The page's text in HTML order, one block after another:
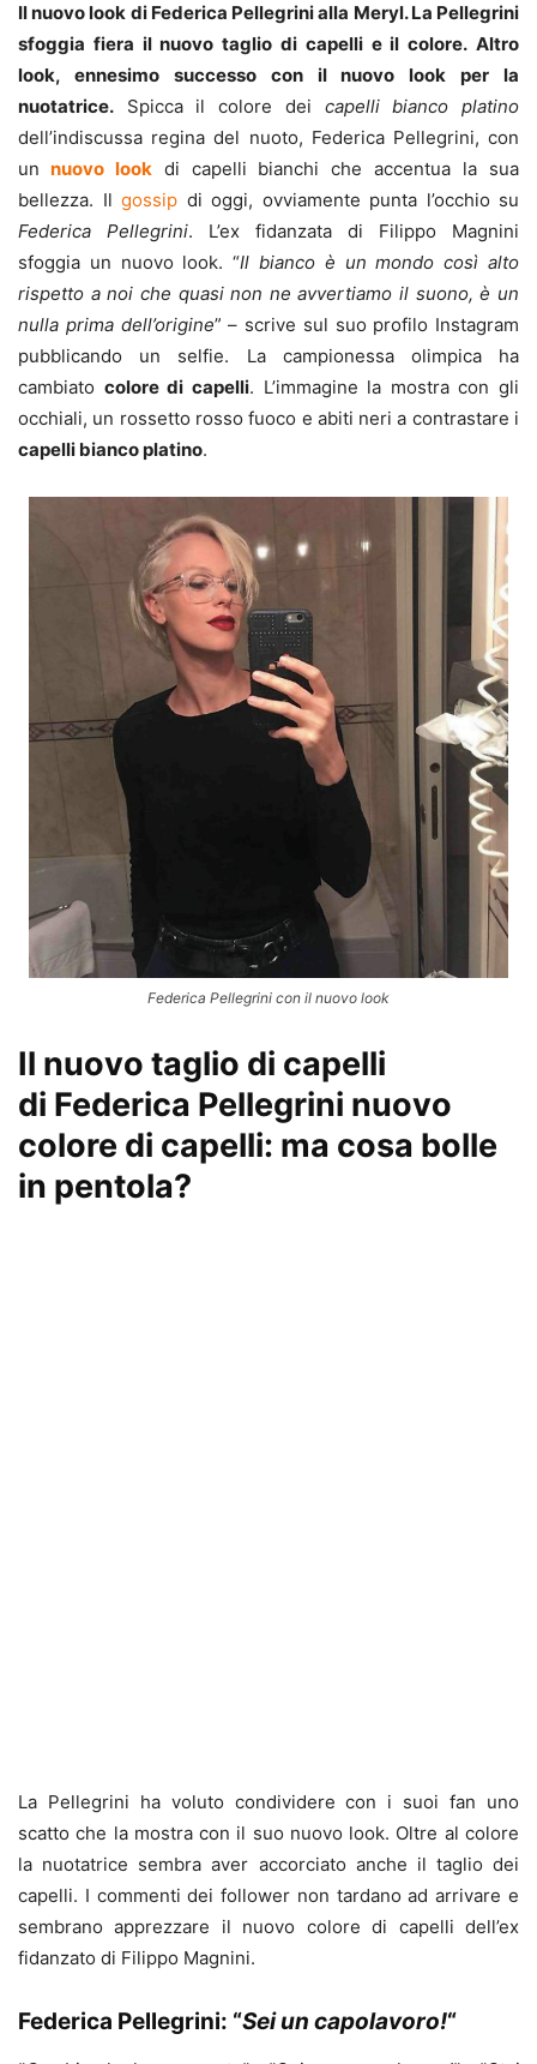
Il nuovo look di Federica Pellegrini alla Meryl. La Pellegrini
sfoggia fiera il nuovo taglio di capelli e il colore. Altro
look, ennesimo successo con il nuovo look per la
nuotatrice. Spicca il colore dei capelli bianco platino
dell’indiscussa regina del nuoto, Federica Pellegrini, con
un nuovo lookdi capelli bianchi che accentua la sua
bellezza. Il gossip di oggi, ovviamente punta l’occhio su
Federica Pellegrini. L’ex fidanzata di Filippo Magnini
sfoggia un nuovo look. “Il bianco è un mondo così alto
rispetto a noi che quasi non ne avvertiamo il suono, è un
nulla prima dell’origine” – scrive sul suo profilo Instagram
pubblicando un selfie. La campionessa olimpica ha
cambiato colore di capelli. L’immagine la mostra con gli
occhiali, un rossetto rosso fuoco e abiti neri a contrastare i
capelli bianco platino.
Federica Pellegrini con il nuovo look
Il nuovo taglio di capelli
di Federica Pellegrini nuovo
colore di capelli: ma cosa bolle
in pentola?
La Pellegrini ha voluto condividere con i suoi fan uno
scatto che la mostra con il suo nuovo look. Oltre al colore
la nuotatrice sembra aver accorciato anche il taglio dei
capelli. I commenti dei follower non tardano ad arrivare e
sembrano apprezzare il nuovo colore di capelli dell’ex
fidanzato di Filippo Magnini.
Federica Pellegrini: “Sei un capolavoro!“